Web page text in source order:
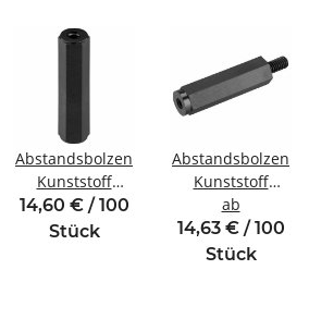
Abstandsbolzen
Kunststoff
Innen/Innengewinde
M2 SW5
14,60 € / 100
Stück
Abstandsbolzen
Kunststoff
Innen/
M2,5 SW5
ab
14,63 € / 100
Stück